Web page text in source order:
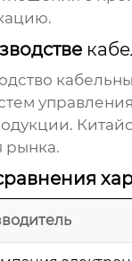
рынка.